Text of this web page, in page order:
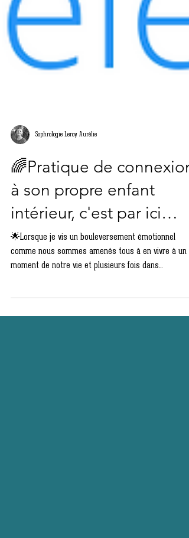
Sophrologie Leroy Aurélie
🌈Pratique de connexion
à son propre enfant
intérieur, c'est par ici…
🌟Lorsque je vis un bouleversement émotionnel